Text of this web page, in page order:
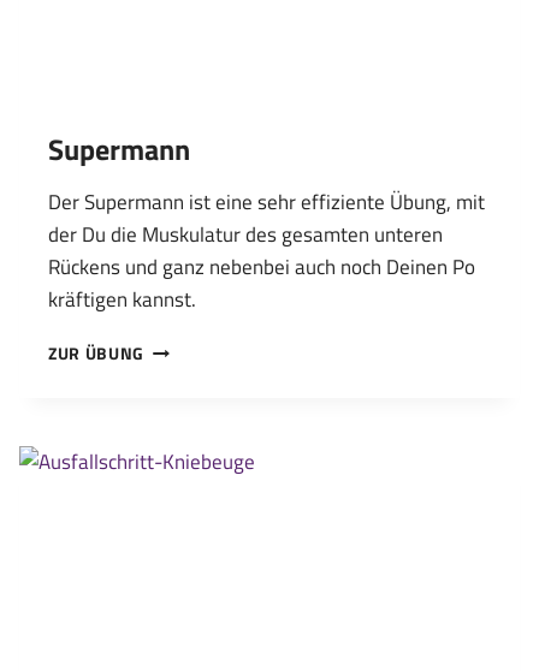
Supermann
Der Supermann ist eine sehr effiziente Übung, mit
der Du die Muskulatur des gesamten unteren
Rückens und ganz nebenbei auch noch Deinen Po
kräftigen kannst.
ZUR ÜBUNG SUPERMANN